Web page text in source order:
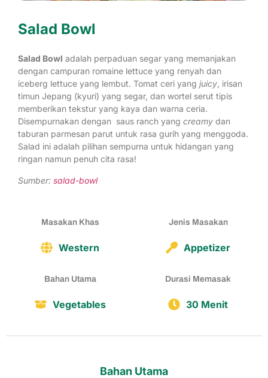
Salad Bowl
Salad Bowl adalah perpaduan segar yang memanjakan
dengan campuran romaine lettuce yang renyah dan
iceberg lettuce yang lembut. Tomat ceri yang juicy , irisan
timun Jepang (kyuri) yang segar, dan wortel serut tipis
memberikan tekstur yang kaya dan warna ceria.
Disempurnakan dengan saus ranch yang creamy dan
taburan parmesan parut untuk rasa gurih yang menggoda.
Salad ini adalah pilihan sempurna untuk hidangan yang
ringan namun penuh cita rasa!
Sumber: salad-bowl
Masakan Khas
Western
Jenis Masakan
Appetizer
Bahan Utama
Vegetables
Durasi Memasak
30 Menit
Bahan Utama